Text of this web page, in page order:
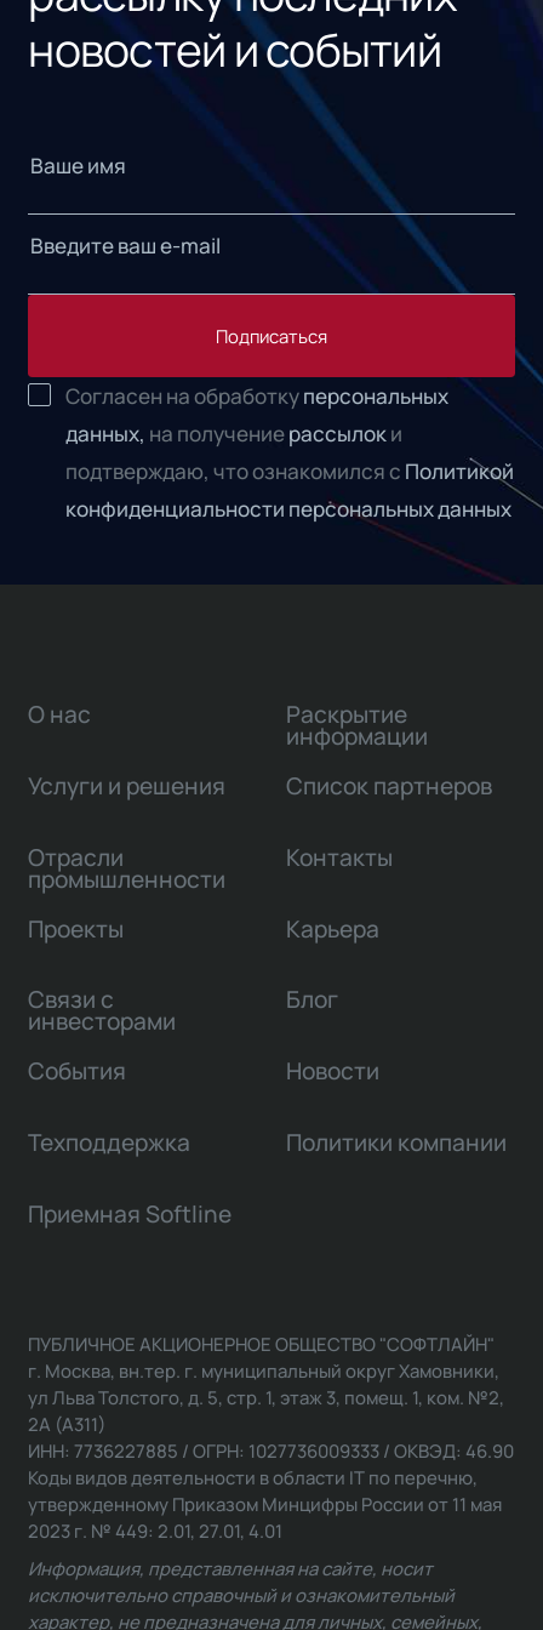
новостей и событий
Подписаться
Согласен на обработкуперсональных
данных, на получениерассылоки
подтверждаю, что ознакомился с Политикой
конфиденциальности персональных данных
О нас
Услуги и решения
Отрасли
промышленности
Проекты
Связи с
инвесторами
Раскрытие
информации
Список партнеров
Контакты
Карьера
Блог
События Новости
Техподдержка Политики компании
Приемная Softline
ПУБЛИЧНОЕ АКЦИОНЕРНОЕ ОБЩЕСТВО "СОФТЛАЙН"
г. Москва, вн.тер. г. муниципальный округ Хамовники,
ул Льва Толстого, д. 5, стр. 1, этаж 3, помещ. 1, ком. №2,
2А (А311)
ИНН: 7736227885 / ОГРН: 1027736009333 / ОКВЭД: 46.90
Коды видов деятельности в области IT по перечню,
утвержденному Приказом Минцифры России от 11 мая
2023 г. № 449: 2.01, 27.01, 4.01
Информация, представленная на сайте, носит
исключительно справочный и ознакомительный
характер, не предназначена для личных, семейных,